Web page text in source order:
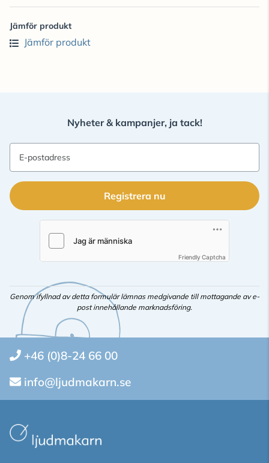
Jämför produkt
Jämför produkt
Nyheter & kampanjer, ja tack!
E-postadress
Registrera nu
Friendly Captcha
Genom ifyllnad av detta formulär lämnas medgivande till mottagande av e-
post innehållande marknadsföring.
+46 (0)8-24 66 00
info@ljudmakarn.se